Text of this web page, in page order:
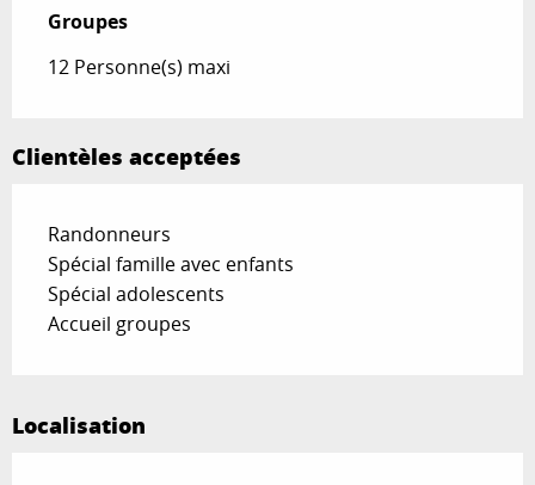
Groupes
Groupes
12 Personne(s) maxi
Clientèles acceptées
Randonneurs
Spécial famille avec enfants
Spécial adolescents
Accueil groupes
Localisation